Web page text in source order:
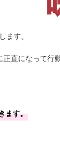
します。
直になって行
ます。